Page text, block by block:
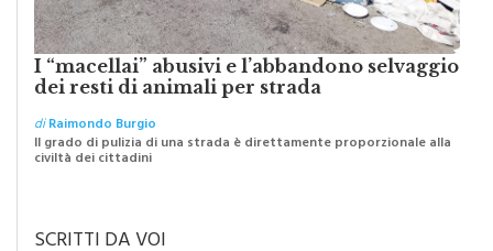
I “macellai” abusivi e l’abbandono selvaggio
dei resti di animali per strada
diRaimondo Burgio